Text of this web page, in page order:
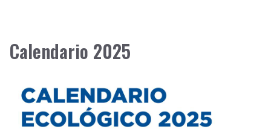
Calendario 2025